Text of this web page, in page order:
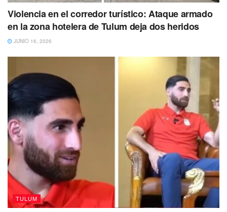
Violencia en el corredor turístico: Ataque armado
en la zona hotelera de Tulum deja dos heridos
JUNIO 16, 2026
TULUM